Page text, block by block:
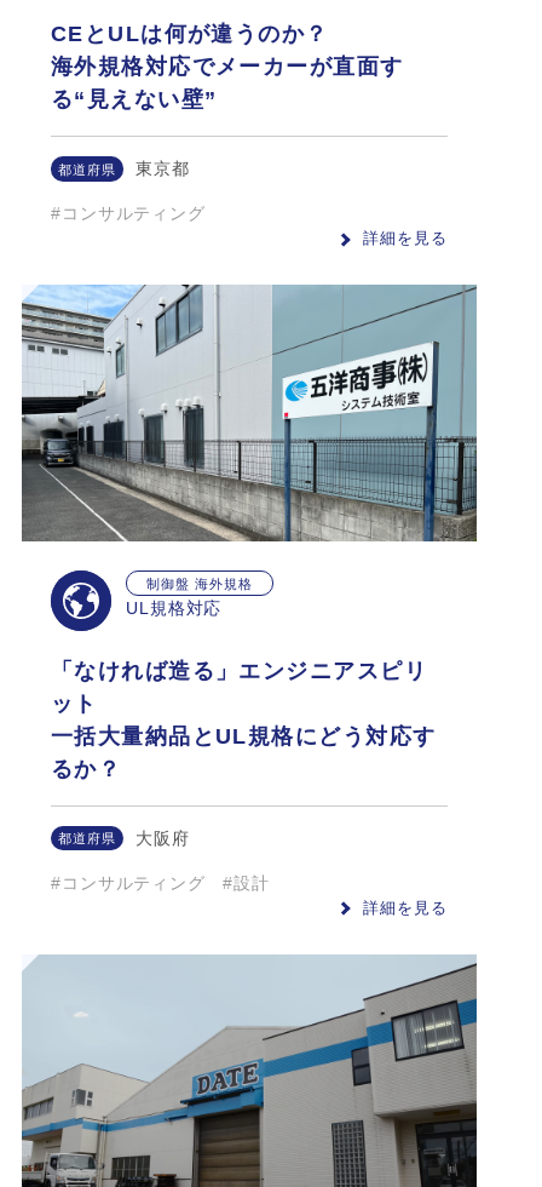
CEとULは何が違うのか？
海外規格対応でメーカーが直面す
る“見えない壁”
都道府県 東京都
#コンサルティング
詳細を見る
制御盤 海外規格
UL規格対応
「なければ造る」エンジニアスピリ
ット
一括大量納品とUL規格にどう対応す
るか？
都道府県 大阪府
#コンサルティング #設計
詳細を見る